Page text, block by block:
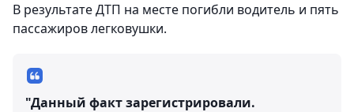
В результате ДТП на месте погибли водитель и пять
пассажиров легковушки.
"Данный факт зарегистрировали.